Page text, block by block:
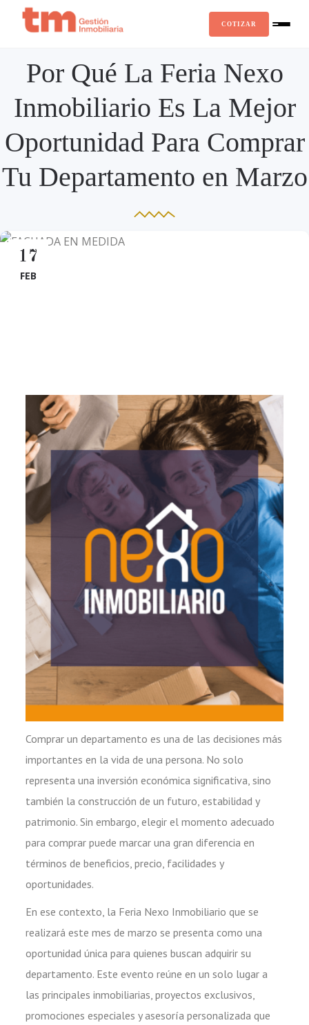
COTIZAR
Por Qué La Feria Nexo
Inmobiliario Es La Mejor
Oportunidad Para Comprar
Tu Departamento en Marzo
17
FEB
Comprar un departamento es una de las decisiones más
importantes en la vida de una persona. No solo
representa una inversión económica significativa, sino
también la construcción de un futuro, estabilidad y
patrimonio. Sin embargo, elegir el momento adecuado
para comprar puede marcar una gran diferencia en
términos de beneficios, precio, facilidades y
oportunidades.
En ese contexto, la Feria Nexo Inmobiliario que se
realizará este mes de marzo se presenta como una
oportunidad única para quienes buscan adquirir su
departamento. Este evento reúne en un solo lugar a
las principales inmobiliarias, proyectos exclusivos,
promociones especiales y asesoría personalizada que